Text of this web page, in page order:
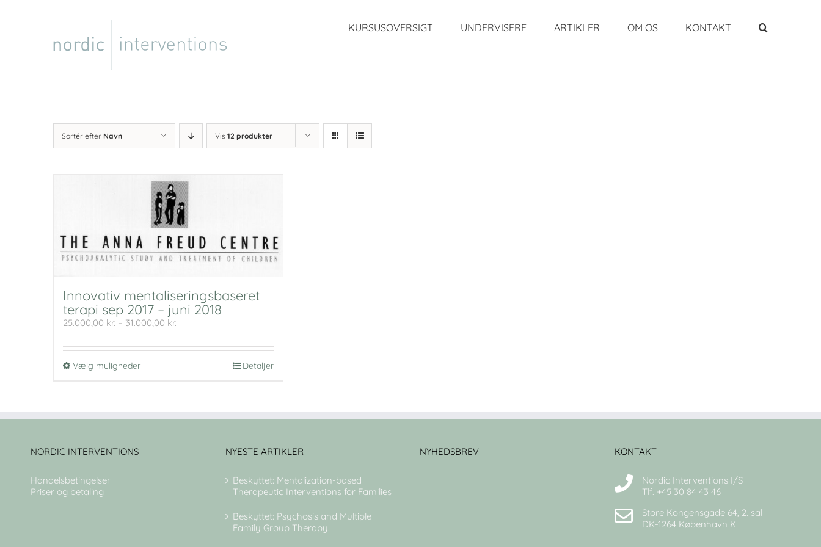
KURSUSOVERSIGT UNDERVISERE ARTIKLER OM OS KONTAKT
Sortér efter Navn Vis 12 produkter
Innovativ mentaliseringsbaseret
terapi sep 2017 – juni 2018
25.000,00 kr. – 31.000,00 kr.
til
Vælg mulighederDette
Mulighederne
Detaljer
NORDIC INTERVENTIONS
Handelsbetingelser
Priser og betaling
NYESTE ARTIKLER
Beskyttet: Mentalization-based
Therapeutic Interventions for Families
Beskyttet: Psychosis and Multiple
Family Group Therapy.
NYHEDSBREV KONTAKT
Nordic Interventions I/S
Tlf. +45 30 84 43 46
Store Kongensgade 64, 2. sal
DK-1264 København K